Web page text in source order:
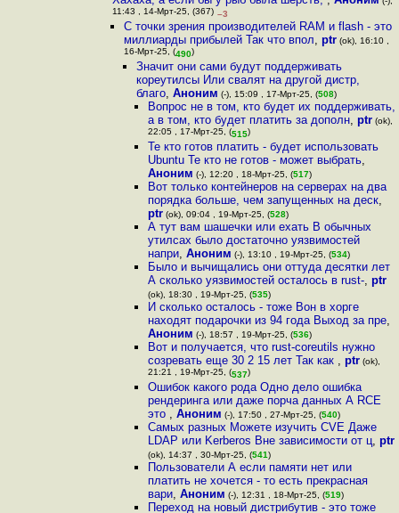
11:43 , 14-Мрт-25, (367) –3
С точки зрения производителей RAM и flash - это
миллиарды прибылей Так что впол,ptr (ok), 16:10 ,
16-Мрт-25, (490)
Значит они сами будут поддерживать
кореутилсы Или свалят на другой дистр,
благо, Аноним (-), 15:09 , 17-Мрт-25, (508)
Вопрос не в том, кто будет их поддерживать,
а в том, кто будет платить за дополн, ptr(ok),
22:05 , 17-Мрт-25, (515)
Те кто готов платить - будет использовать
Ubuntu Те кто не готов - может выбрать,
Аноним (-), 12:20 , 18-Мрт-25, (517)
Вот только контейнеров на серверах на два
порядка больше, чем запущенных на деск,
ptr(ok), 09:04 , 19-Мрт-25, (528)
А тут вам шашечки или ехать В обычных
утилсах было достаточно уязвимостей
напри, Аноним (-), 13:10 , 19-Мрт-25, (534)
Было и вычищались они оттуда десятки лет
А сколько уязвимостей осталось в rust-, ptr
(ok), 18:30 , 19-Мрт-25, (535)
И сколько осталось - тоже Вон в хорге
находят подарочки из 94 года Выход за пре,
Аноним (-), 18:57 , 19-Мрт-25, (536)
Вот и получается, что rust-coreutils нужно
созревать еще 30 2 15 лет Так как , ptr(ok),
21:21 , 19-Мрт-25, (537)
Ошибок какого рода Одно дело ошибка
рендеринга или даже порча данных А RCE
это , Аноним (-), 17:50 , 27-Мрт-25, (540)
Самых разных Можете изучить CVE Даже
LDAP или Kerberos Вне зависимости от ц, ptr
(ok), 14:37 , 30-Мрт-25, (541)
Пользователи А если памяти нет или
платить не хочется - то есть прекрасная
вари, Аноним (-), 12:31 , 18-Мрт-25, (519)
Переход на новый дистрибутив - это тоже